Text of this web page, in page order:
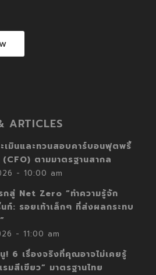
ARTICLES
เมินและทวนสอบคาร์บอนฟุตพริ้
ตามมาตรฐานสากล
- 10:00 am
กสู่ Net Zero “ทำความรู้จัก
ท์: รอยเท้าเล็กๆ ที่ส่งผลกระทบ
- 11:00 am
! 6 เรื่องจริงที่คุณอาจไม่เคยรู้
มสีเขียว” มาตรฐานไทย